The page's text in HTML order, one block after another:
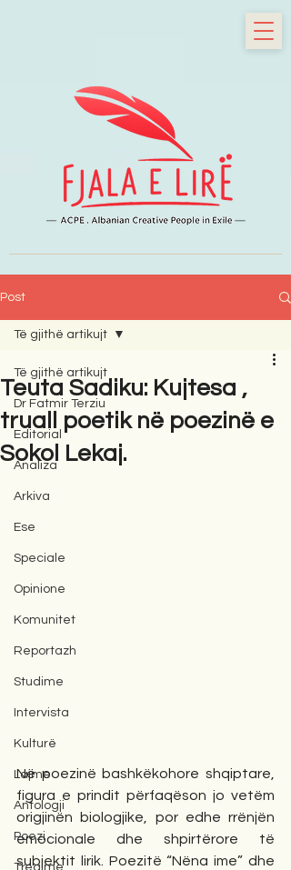
Post
Të gjithë artikujt
Dr Fatmir Terziu
Editorial
Analiza
Arkiva
Ese
Speciale
Opinione
Komunitet
Reportazh
Studime
Intervista
Kulturë
Lajme
Antologji
Poezi
Tregime
Të gjithë artikujt
Teuta Sadiku: Kujtesa ,
truall poetik në poezinë e
Sokol Lekaj.
Në poezinë bashkëkohore shqiptare,
figura e prindit përfaqëson jo vetëm
origjinën biologjike, por edhe rrënjën
emocionale dhe shpirtërore të
subjektit lirik. Poezitë “Nëna ime” dhe